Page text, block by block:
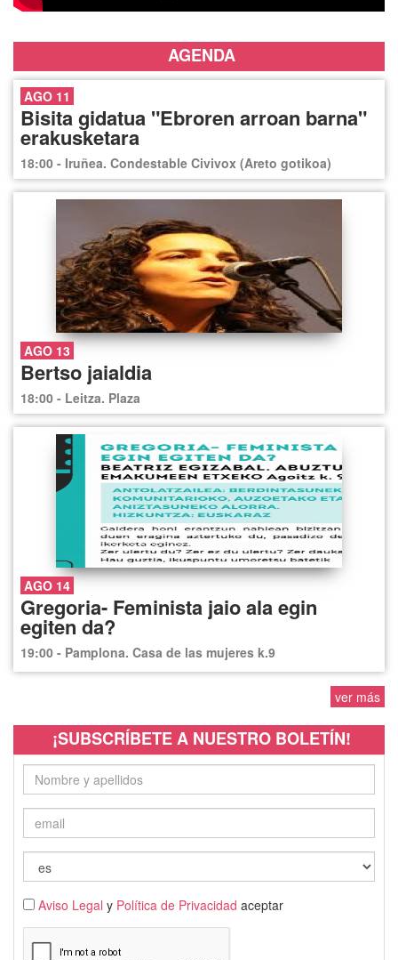
AGENDA
AGO 11
Bisita gidatua "Ebroren arroan barna"
erakusketara
18:00 - Iruñea. Condestable Civivox (Areto gotikoa)
AGO 13
Bertso jaialdia
18:00 - Leitza. Plaza
AGO 14
Gregoria- Feminista jaio ala egin
egiten da?
19:00 - Pamplona. Casa de las mujeres k.9
ver más
¡SUBSCRÍBETE A NUESTRO BOLETÍN!
Aviso Legal y Política de Privacidad aceptar